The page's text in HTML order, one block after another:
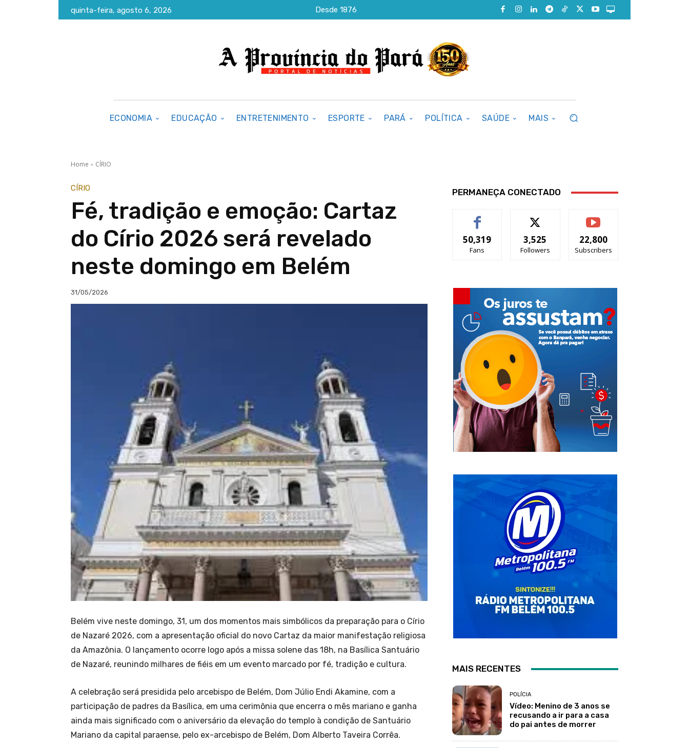
quinta-feira, agosto 6, 2026 Desde 1876
ECONOMIA EDUCAÇÃO ENTRETENIMENTO ESPORTE PARÁ POLÍTICA SAÚDE MAIS
Home CÍRIO
CÍRIO
Fé, tradição e emoção: Cartaz
do Círio 2026 será revelado
neste domingo em Belém
31/05/2026
Belém vive neste domingo, 31, um dos momentos mais simbólicos da preparação para o Círio
de Nazaré 2026, com a apresentação oficial do novo Cartaz da maior manifestação religiosa
da Amazônia. O lançamento ocorre logo após a missa solene das 18h, na Basílica Santuário
de Nazaré, reunindo milhares de fiéis em um evento marcado por fé, tradição e cultura.
A celebração será presidida pelo arcebispo de Belém, Dom Júlio Endi Akamine, com a
participação de padres da Basílica, em uma cerimônia que encerra o mês mariano e ganha
ainda mais significado com o aniversário da elevação do templo à condição de Santuário
Mariano da capital paraense, pelo ex-arcebispo de Belém, Dom Alberto Taveira Corrêa.
PERMANEÇA CONECTADO
50,319
Fans
3,525
Followers
22,800
Subscribers
MAIS RECENTES
POLÍCIA
Vídeo: Menino de 3 anos se
recusando a ir para a casa
do pai antes de morrer